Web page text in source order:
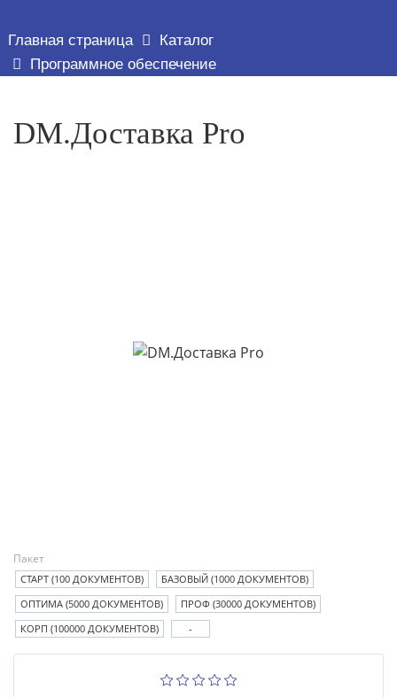
Главная страница
Каталог
Программное обеспечение
DM.Доставка Pro
Пакет
СТАРТ (100 ДОКУМЕНТОВ)
БАЗОВЫЙ (1000 ДОКУМЕНТОВ)
ОПТИМА (5000 ДОКУМЕНТОВ)
ПРОФ (30000 ДОКУМЕНТОВ)
КОРП (100000 ДОКУМЕНТОВ)
-